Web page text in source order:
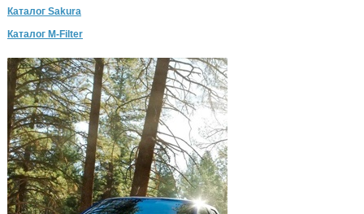
Каталог Sakura
Каталог M-Filter